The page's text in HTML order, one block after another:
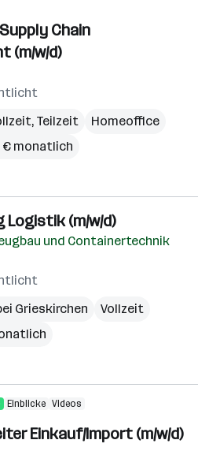
Chain
(m/w/d)
Teilzeit
Homeoffice
€ monatlich
Logistik (m/w/d)
und Containertechnik
Grieskirchen
Vollzeit
Einblicke Videos
Einkauf/Import (m/w/d)